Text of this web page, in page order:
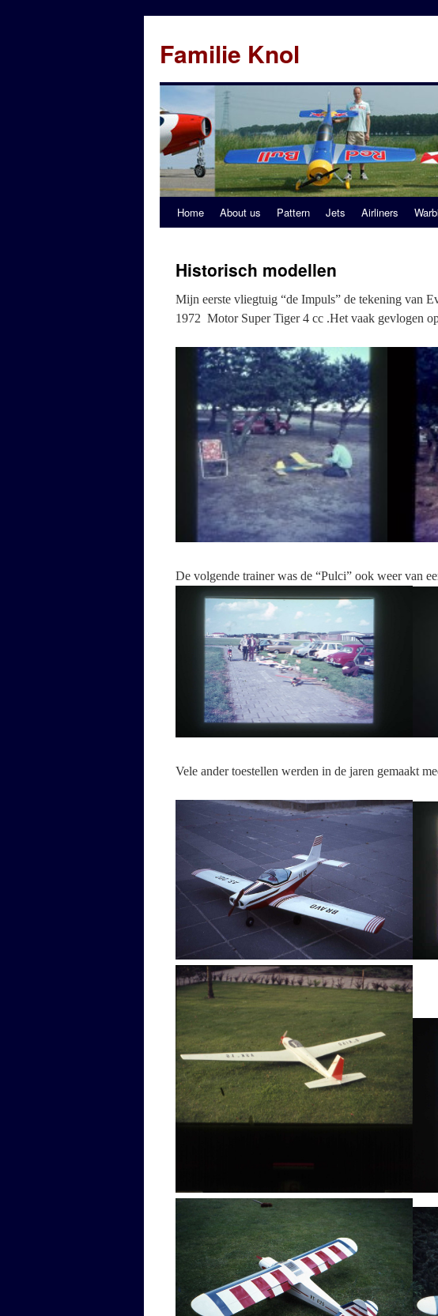
Familie Knol
Home About us Pattern Jets Airliners
Historisch modellen
Mijn eerste vliegtuig “de Impuls” de
1972 Motor Super Tiger 4 cc .Het vaak gevlogen
De volgende trainer was de “Pulci” ook weer van
Vele ander toestellen werden in de jaren gemaakt